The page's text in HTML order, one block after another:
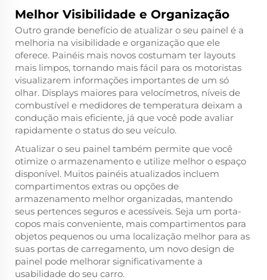
Melhor Visibilidade e Organização
Outro grande benefício de atualizar o seu painel é a
melhoria na visibilidade e organização que ele
oferece. Painéis mais novos costumam ter layouts
mais limpos, tornando mais fácil para os motoristas
visualizarem informações importantes de um só
olhar. Displays maiores para velocímetros, níveis de
combustível e medidores de temperatura deixam a
condução mais eficiente, já que você pode avaliar
rapidamente o status do seu veículo.
Atualizar o seu painel também permite que você
otimize o armazenamento e utilize melhor o espaço
disponível. Muitos painéis atualizados incluem
compartimentos extras ou opções de
armazenamento melhor organizadas, mantendo
seus pertences seguros e acessíveis. Seja um porta-
copos mais conveniente, mais compartimentos para
objetos pequenos ou uma localização melhor para as
suas portas de carregamento, um novo design de
painel pode melhorar significativamente a
usabilidade do seu carro.